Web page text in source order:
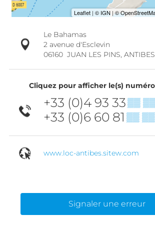
Le Bahamas
2 avenue d'Esclevin
06160 JUAN LES PINS, ANTIBES
Cliquez pour afficher le(s)
+33 (0)4 93 33▒▒
+33 (0)6 60 81 ▒▒
www.loc-antibes.sitew.com
Signaler une erreur